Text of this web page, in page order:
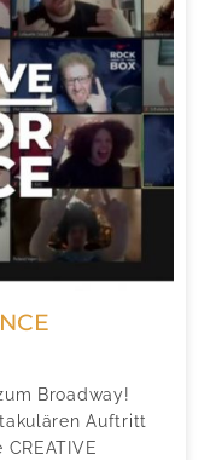
Broadway!
Auftritt